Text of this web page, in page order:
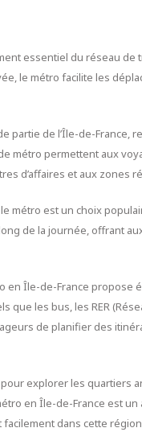
essentiel du réseau de
le métro facilite les
partie de l’Île-de-France,
métro permettent aux
d’affaires et aux zones
métro est un choix
de la journée, offrant
en Île-de-France propose
que les bus, les RER
de planifier des
explorer les quartiers
en Île-de-France est
dans cette